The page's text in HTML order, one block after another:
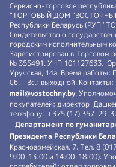
Сервисно-торговое
"ТОРГОВЫЙ ДОМ "ВОСТОЧНЫЙ"
Республики Беларусь (РУП
Свидетельство о
городским исполнительным
Зарегистрирован в Торговом
№ 355491. УНП 101127633.
Уручская, 14а. Время
Сб. - Вс.: выходной.
mail@vostochny.by.
покупателей: директор
телефону: +375 (17) 357-29-
- Департамент по
Президента Республики
Красноармейская, 7. Тел. 8
9:00-13:00 и 14:00-18:00).